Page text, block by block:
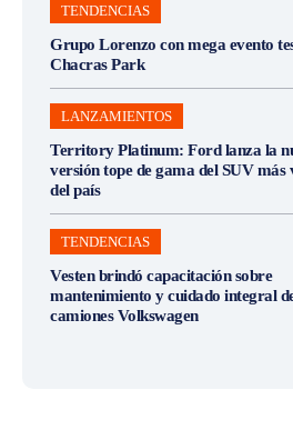
TENDENCIAS
Grupo Lorenzo con mega evento
Chacras Park
LANZAMIENTOS
Territory Platinum: Ford lanza la
versión tope de gama del SUV más
del país
TENDENCIAS
Vesten brindó capacitación sobre
mantenimiento y cuidado integral
camiones Volkswagen